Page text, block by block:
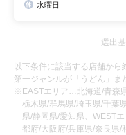
水曜日
選出
以下条件に該当する店舗から
第一ジャンルが「うどん」ま
※EASTエリア…北海道/青森
栃木県/群馬県/埼玉県/千葉
県/静岡県/愛知県、WEST
都府/大阪府/兵庫県/奈良県